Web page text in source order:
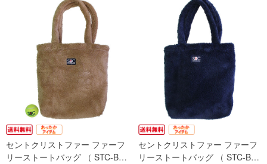
セントクリストファー ファーフ
リーストートバッグ （ STC-B…
セントクリストファー ファーフ
リーストートバッグ （ STC-B…